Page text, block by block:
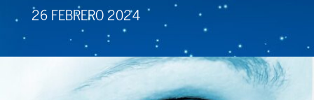
26 FEBRERO 2024